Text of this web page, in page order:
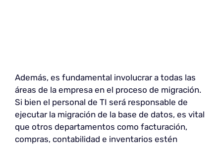
Además, es fundamental involucrar a todas las
áreas de la empresa en el proceso de migración.
Si bien el personal de TI será responsable de
ejecutar la migración de la base de datos, es vital
que otros departamentos como facturación,
compras, contabilidad e inventarios estén